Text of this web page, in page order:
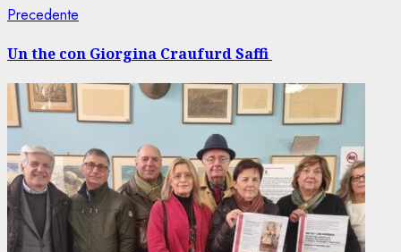
Navigazione
articolo
Precedente
Un the con Giorgina Craufurd Saffi